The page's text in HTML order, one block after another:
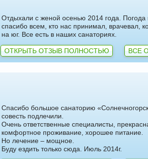
Отдыхали с женой осенью 2014 года. Погода
спасибо всем, кто нас принимал, врачевал,
на юг. Все есть в наших санаториях.
ОТКРЫТЬ ОТЗЫВ ПОЛНОСТЬЮ ВСЕ
Спасибо большое санаторию
совесть подлечили.
Очень ответственные специалисты,
комфортное проживание, хорошее питание.
Но лечение – мощное.
Буду ездить только сюда. Июль 2014г.